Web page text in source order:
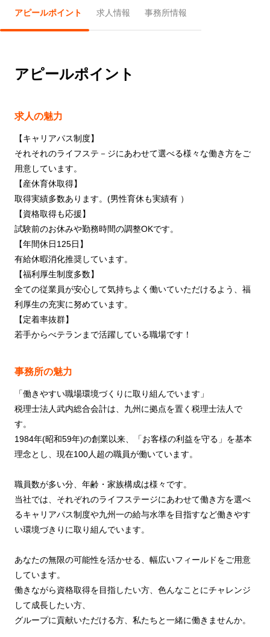
アピールポイント 求人情報 事務所情報
アピールポイント
求人の魅力
【キャリアパス制度】
それそれのライフステ－ジにあわせて選べる様々な働き方をご
用意しています。
【産休育休取得】
取得実績多数あります。(男性育休も実績有 ）
【資格取得も応援】
試験前のお休みや勤務時間の調整OKです。
【年間休日125日】
有給休暇消化推奨しています。
【福利厚生制度多数】
全ての従業員が安心して気持ちよく働いていただけるよう、福
利厚生の充実に努めています。
【定着率抜群】
若手からべテランまで活躍している職場です！
事務所の魅力
「働きやすい職場環境づくりに取り組んでいます」
税理士法人武内総合会計は、九州に拠点を置く税理士法人で
す。
1984年(昭和59年)の創業以来、「お客様の利益を守る」を基本
理念とし、現在100人超の職員が働いています。
職員数が多い分、年齢・家族構成は様々です。
当社では、それぞれのライフステージにあわせて働き方を選べ
るキャリアパス制度や九州一の給与水準を目指すなど働きやす
い環境づきりに取り組んでいます。
あなたの無限の可能性を活かせる、幅広いフィールドをご用意
しています。
働きながら資格取得を目指したい方、色んなことにチャレンジ
して成長したい方、
グループに貢献いただける方、私たちと一緒に働きませんか。